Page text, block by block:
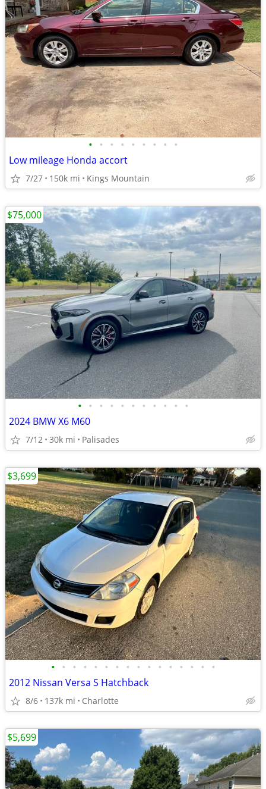
• • • • • • • • •
Low mileage Honda accort
7/27 150k mi Kings Mountain
• • • • • • • • • • •
2024 BMW X6 M60
7/12 30k mi Palisades
$75,000
• • • • • • • • • • • • • • • •
2012 Nissan Versa S Hatchback
8/6 137k mi Charlotte
$3,699
$5,699